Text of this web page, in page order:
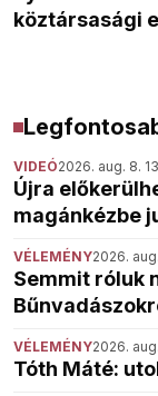
köztársasági
VIDEÓ2026. aug. 8.
Újra
magánkézbe
VÉLEMÉNY2026.
Semmit róluk
VÉLEMÉNY2026.
Tóth Máté: